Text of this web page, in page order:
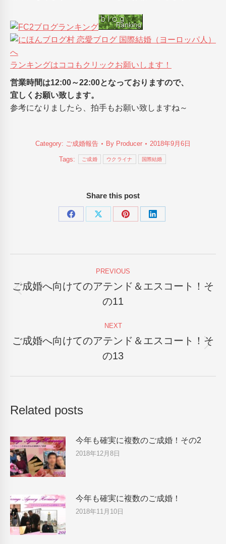
ランキングはココもクリックお願いします！
営業時間は12:00～22:00となっておりますので、
宜しくお願い致します。
参考になりましたら、拍手もお願い致しますね～
Category: ご成婚報告 By Producer 2018年9月6日
Tags: ご成婚 ウクライナ 国際結婚
Share this post
Share
Share
Share
Share
navigation
PREVIOUS
Previous
post:
ご成婚へ向けてのアテンド＆エスコート！そ
の11
NEXT
Next
post:
ご成婚へ向けてのアテンド＆エスコート！そ
の13
Related posts
今年も確実に複数のご成婚！その2
2018年12月8日
今年も確実に複数のご成婚！
2018年11月10日